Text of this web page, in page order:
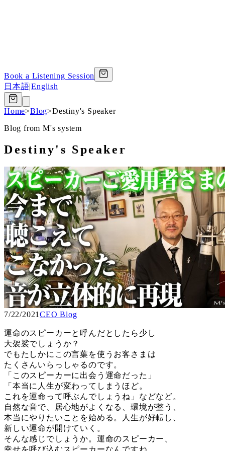
Book a Listening Session
日本語|English
Home>Blog>Destiny's Speaker
Blog from M's system
Destiny's Speaker
7/22/2021CEO Blog
運命のスピーカーと呼んだとしたら少し
大袈裟でしょうか？
でもたしかにこの言葉を使うお客さまは
たくさんいらっしゃるのです。
「このスピーカーに出会う運命だった」
「本当に人生が変わってしまうほど。
これを運命って呼ぶんでしょうね」などなど。
自然な音で、居心地がよくなる、環境が整う、
本当にやりたいことを始める。人生が好転し、
新しい運命が開けていく。
そんな感じでしょうか。運命のスピーカー、
幸せを呼び込むスピーカーなんですね。